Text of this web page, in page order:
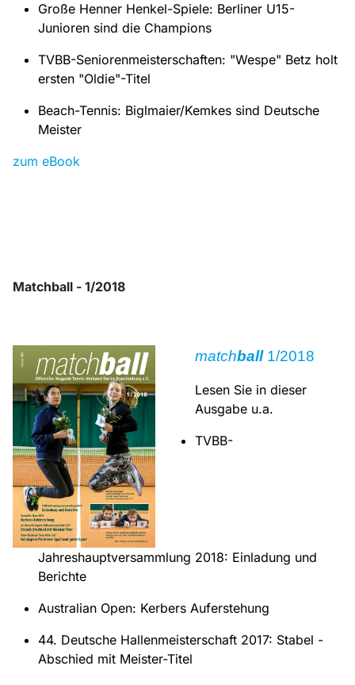
Große Henner Henkel-Spiele: Berliner U15-
Junioren sind die Champions
TVBB-Seniorenmeisterschaften: "Wespe" Betz holt
ersten "Oldie"-Titel
Beach-Tennis: Biglmaier/Kemkes sind Deutsche
Meister
zum eBook
Matchball - 1/2018
matchball1/2018
Lesen Sie in dieser
Ausgabe u.a.
TVBB-
Jahreshauptversammlung 2018: Einladung und
Berichte
Australian Open: Kerbers Auferstehung
44. Deutsche Hallenmeisterschaft 2017: Stabel -
Abschied mit Meister-Titel